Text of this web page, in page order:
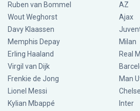
Ruben van Bommel
Wout Weghorst
Davy Klaassen
Memphis Depay
Erling Haaland
Virgil van Dijk
Frenkie de Jong
Lionel Messi
Kylian Mbappé
AZ
Ajax
Milan
Real
Man
Inter